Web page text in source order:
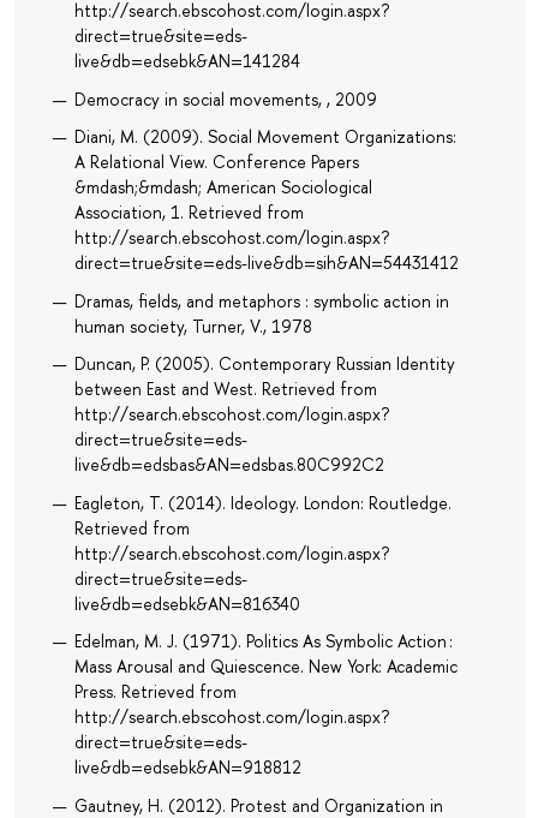
http://search.ebscohost.com/login.aspx?
direct=true&site=eds-
live&db=edsebk&AN=141284
Democracy in social movements, , 2009
Diani, M. (2009). Social Movement Organizations:
A Relational View. Conference Papers
&mdash;&mdash; American Sociological
Association, 1. Retrieved from
http://search.ebscohost.com/login.aspx?
direct=true&site=eds-live&db=sih&AN=54431412
Dramas, fields, and metaphors : symbolic action in
human society, Turner, V., 1978
Duncan, P. (2005). Contemporary Russian Identity
between East and West. Retrieved from
http://search.ebscohost.com/login.aspx?
direct=true&site=eds-
live&db=edsbas&AN=edsbas.80C992C2
Eagleton, T. (2014). Ideology. London: Routledge.
Retrieved from
http://search.ebscohost.com/login.aspx?
direct=true&site=eds-
live&db=edsebk&AN=816340
Edelman, M. J. (1971). Politics As Symbolic Action :
Mass Arousal and Quiescence. New York: Academic
Press. Retrieved from
http://search.ebscohost.com/login.aspx?
direct=true&site=eds-
live&db=edsebk&AN=918812
Gautney, H. (2012). Protest and Organization in